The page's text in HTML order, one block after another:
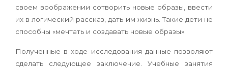
своем воображении сотворить новые образы, ввести
их в логический рассказ, дать им жизнь. Такие дети не
способны «мечтать и создавать новые образы».
Полученные в ходе исследования данные позволяют
сделать следующее заключение. Учебные занятия